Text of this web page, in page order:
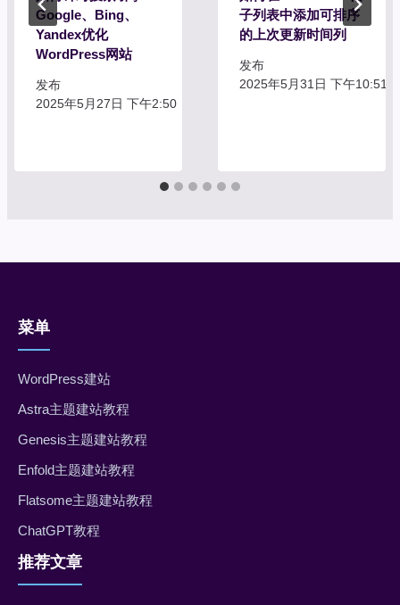
Google、Bing、
Yandex优化
WordPress网站
发布
2025年5月27日 下午2:50
子列表中添加可排序
的上次更新时间列
发布
2025年5月31日 下午10:51
菜单
WordPress建站
Astra主题建站教程
Genesis主题建站教程
Enfold主题建站教程
Flatsome主题建站教程
ChatGPT教程
推荐文章